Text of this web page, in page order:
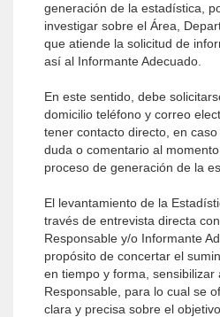
generación de la estadística,
investigar sobre el Área,
que atiende la solicitud de
así al Informante Adecuado.
En este sentido, debe
domicilio teléfono y correo
tener contacto directo, en
duda o comentario al
proceso de generación de la
El levantamiento de la
través de entrevista directa
Responsable y/o Informante
propósito de concertar el
en tiempo y forma, sensibilizar
Responsable, para lo cual se
clara y precisa sobre el